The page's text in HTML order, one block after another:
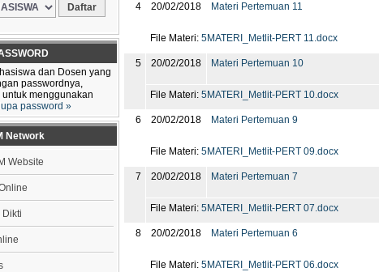
dan Dosen yang
passwordnya,
menggunakan
lupa password »
Network
Website
Dikti
4 20/02/2018 Materi Pertemuan 11
File Materi: 5MATERI_Metlit-PERT 11.docx
5 20/02/2018 Materi Pertemuan 10
File Materi: 5MATERI_Metlit-PERT 10.docx
6 20/02/2018 Materi Pertemuan 9
File Materi: 5MATERI_Metlit-PERT 09.docx
7 20/02/2018 Materi Pertemuan 7
File Materi: 5MATERI_Metlit-PERT 07.docx
8 20/02/2018 Materi Pertemuan 6
File Materi: 5MATERI_Metlit-PERT 06.docx